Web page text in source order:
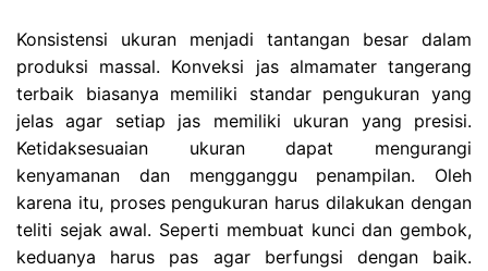
Konsistensi ukuran menjadi tantangan besar dalam
produksi massal. Konveksi jas almamater tangerang
terbaik biasanya memiliki standar pengukuran yang
jelas agar setiap jas memiliki ukuran yang presisi.
Ketidaksesuaian ukuran dapat mengurangi
kenyamanan dan mengganggu penampilan. Oleh
karena itu, proses pengukuran harus dilakukan dengan
teliti sejak awal. Seperti membuat kunci dan gembok,
keduanya harus pas agar berfungsi dengan baik.